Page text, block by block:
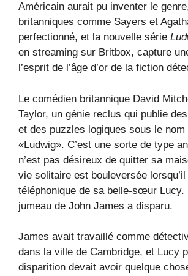
Américain aurait pu inventer le
britanniques comme Sayers et
perfectionné, et la nouvelle série
en streaming sur Britbox, capture
l’esprit de l’âge d’or de la fiction
Le comédien britannique David
Taylor, un génie reclus qui publie
et des puzzles logiques sous le
«Ludwig». C’est une sorte de type
n’est pas désireux de quitter sa
vie solitaire est bouleversée
téléphonique de sa belle-sœur Lucy.
jumeau de John James a disparu.
James avait travaillé comme
dans la ville de Cambridge, et Lucy
disparition devait avoir quelque